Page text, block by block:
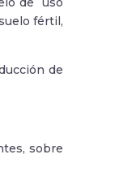
fértil,
de
sobre